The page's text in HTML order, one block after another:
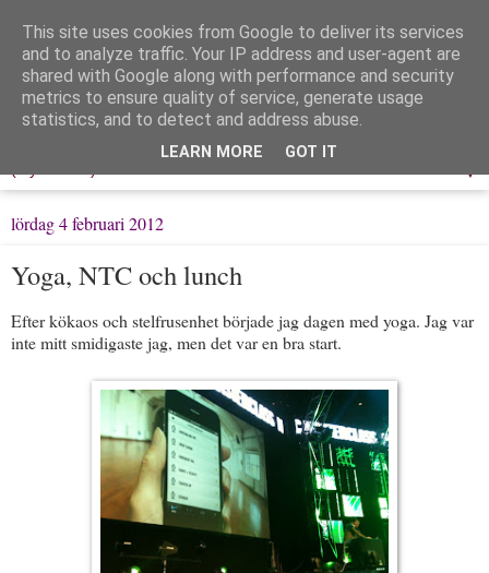
Löpning & Livet
Mitt liv, mina tankar & min träning
▼
lördag 4 februari 2012
Yoga, NTC och lunch
Efter kökaos och stelfrusenhet började jag dagen med yoga. Jag var
inte mitt smidigaste jag, men det var en bra start.
This site uses cookies from Google to deliver its services
and to analyze traffic. Your IP address and user-agent are
shared with Google along with performance and security
metrics to ensure quality of service, generate usage
statistics, and to detect and address abuse.
LEARN MORE GOT IT